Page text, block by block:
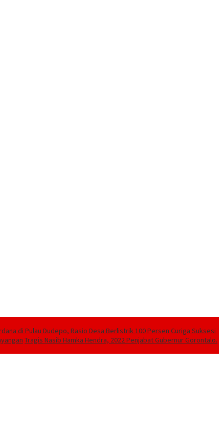
di Pulau Dudepo, Rasio Desa Berlistrik 100 Persen Curiga Suksesi
Tragis Nasib Hamka Hendra, 2022 Penjabat Gubernur Gorontalo.